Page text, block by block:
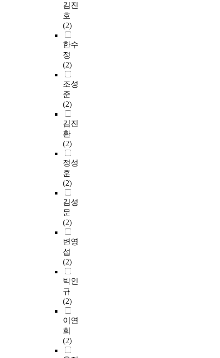
김진
호
(2)
한수
정
(2)
조성
준
(2)
김진
환
(2)
정성
훈
(2)
김성
문
(2)
변영
섭
(2)
박인
규
(2)
이연
희
(2)